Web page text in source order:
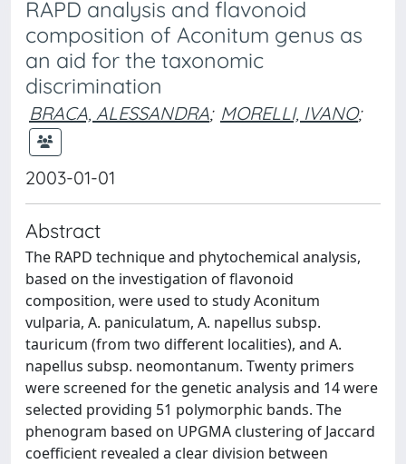
RAPD analysis and flavonoid
composition of Aconitum genus as
an aid for the taxonomic
discrimination
BRACA, ALESSANDRA; MORELLI, IVANO;
2003-01-01
Abstract
The RAPD technique and phytochemical analysis,
based on the investigation of flavonoid
composition, were used to study Aconitum
vulparia, A. paniculatum, A. napellus subsp.
tauricum (from two different localities), and A.
napellus subsp. neomontanum. Twenty primers
were screened for the genetic analysis and 14 were
selected providing 51 polymorphic bands. The
phenogram based on UPGMA clustering of Jaccard
coefficient revealed a clear division between